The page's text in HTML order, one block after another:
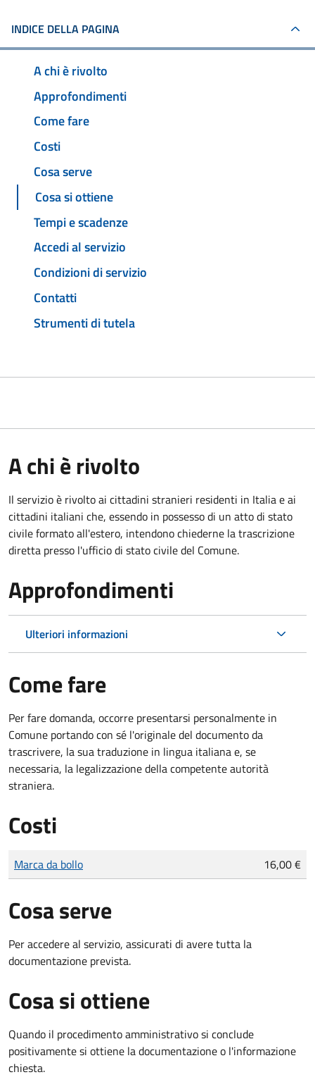
INDICE DELLA PAGINA
A chi è rivolto
Approfondimenti
Come fare
Costi
Cosa serve
Cosa si ottiene
Tempi e scadenze
Accedi al servizio
Condizioni di servizio
Contatti
Strumenti di tutela
A chi è rivolto
Il servizio è rivolto ai cittadini stranieri residenti in Italia e ai
cittadini italiani che, essendo in possesso di un atto di stato
civile formato all'estero, intendono chiederne la trascrizione
diretta presso l'ufficio di stato civile del Comune.
Approfondimenti
Ulteriori informazioni
Come fare
Per fare domanda, occorre presentarsi personalmente in
Comune portando con sé l'originale del documento da
trascrivere, la sua traduzione in lingua italiana e, se
necessaria, la legalizzazione della competente autorità
straniera.
Costi
Tipo di pagamento
Importo
Marca da bollo 16,00 €
Cosa serve
Per accedere al servizio, assicurati di avere tutta la
documentazione prevista.
Cosa si ottiene
Quando il procedimento amministrativo si conclude
positivamente si ottiene la documentazione o l'informazione
chiesta.